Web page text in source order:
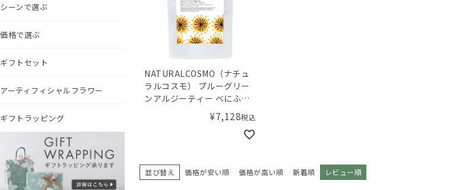
シーンで選ぶ
価格で選ぶ
ギフトセット
アーティフィシャルフラワー
ギフトラッピング
NATURALCOSMO（ナチュ
ラルコスモ） ブルーグリー
ンアルジーティー べにふう
¥7,128税込
並び替え 価格が安い順 価格が高い順 新着順 レビュー順